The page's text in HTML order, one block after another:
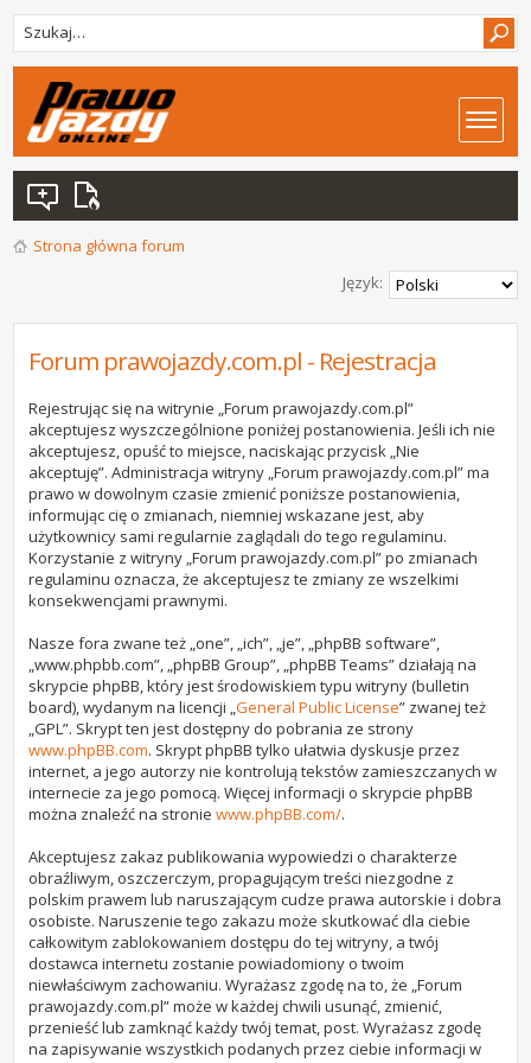
Strona główna forum
Język:
Forum prawojazdy.com.pl - Rejestracja
Rejestrując się na witrynie „Forum prawojazdy.com.pl”
akceptujesz wyszczególnione poniżej postanowienia. Jeśli ich nie
akceptujesz, opuść to miejsce, naciskając przycisk „Nie
akceptuję”. Administracja witryny „Forum prawojazdy.com.pl” ma
prawo w dowolnym czasie zmienić poniższe postanowienia,
informując cię o zmianach, niemniej wskazane jest, aby
użytkownicy sami regularnie zaglądali do tego regulaminu.
Korzystanie z witryny „Forum prawojazdy.com.pl” po zmianach
regulaminu oznacza, że akceptujesz te zmiany ze wszelkimi
konsekwencjami prawnymi.
Nasze fora zwane też „one”, „ich”, „je”, „phpBB software”,
„www.phpbb.com”, „phpBB Group”, „phpBB Teams” działają na
skrypcie phpBB, który jest środowiskiem typu witryny (bulletin
board), wydanym na licencji „General Public License” zwanej też
„GPL”. Skrypt ten jest dostępny do pobrania ze strony
www.phpBB.com. Skrypt phpBB tylko ułatwia dyskusje przez
internet, a jego autorzy nie kontrolują tekstów zamieszczanych w
internecie za jego pomocą. Więcej informacji o skrypcie phpBB
można znaleźć na stroniewww.phpBB.com/.
Akceptujesz zakaz publikowania wypowiedzi o charakterze
obraźliwym, oszczerczym, propagującym treści niezgodne z
polskim prawem lub naruszającym cudze prawa autorskie i dobra
osobiste. Naruszenie tego zakazu może skutkować dla ciebie
całkowitym zablokowaniem dostępu do tej witryny, a twój
dostawca internetu zostanie powiadomiony o twoim
niewłaściwym zachowaniu. Wyrażasz zgodę na to, że „Forum
prawojazdy.com.pl” może w każdej chwili usunąć, zmienić,
przenieść lub zamknąć każdy twój temat, post. Wyrażasz zgodę
na zapisywanie wszystkich podanych przez ciebie informacji w